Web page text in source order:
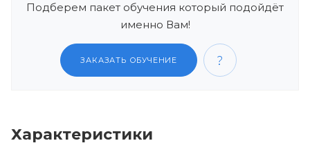
Подберем пакет обучения который подойдёт
именно Вам!
ЗАКАЗАТЬ ОБУЧЕНИЕ
Характеристики